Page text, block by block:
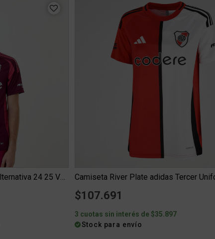
Camiseta River Plate adidas Alternativa 24 25 Versión Jugado...
$107.691
3 cuotas sin interés de $35.897
Stock para envío